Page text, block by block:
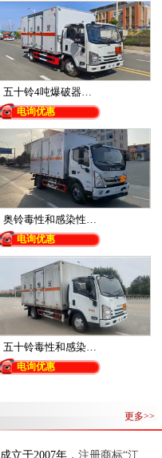
五十铃4吨爆破器…
电询优惠
奥铃毒性和感染性…
电询优惠
五十铃毒性和感染…
电询优惠
更多>>
成立于2007年 ，注册商标“江